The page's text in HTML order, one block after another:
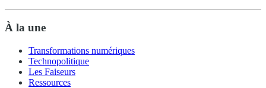
À la une
Transformations numériques
Technopolitique
Les Faiseurs
Ressources